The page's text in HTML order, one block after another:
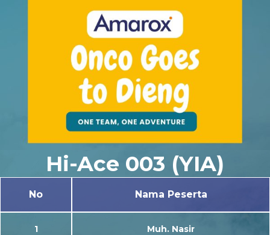
Hi-Ace 003 (YIA)
No Nama Peserta
1 Muh. Nasir